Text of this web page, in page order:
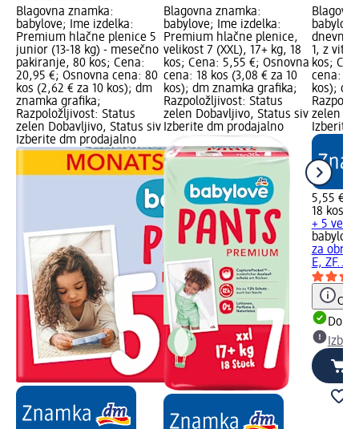
Blagovna znamka:
babylove; Ime izdelka:
Premium hlačne plenice 5
junior (13-18 kg) - mesečno
pakiranje, 80 kos; Cena:
20,95 €; Osnovna cena: 80
kos (2,62 € za 10 kos); dm
znamka grafika;
Razpoložljivost: Status
zelen Dobavljivo, Status siv
Izberite dm prodajalno
Blagovna znamka:
babylove; Ime izdelka:
Premium hlačne plenice,
velikost 7 (XXL), 17+ kg, 18
kos; Cena: 5,55 €; Osnovna
cena: 18 kos (3,08 € za 10
kos); dm znamka grafika;
Razpoložljivost: Status
zelen Dobavljivo, Status siv
Izberite dm prodajalno
dnevna
1, z
kos;
cena: 18
kos);
zelen
Izberite
5,55 €
18 kos
+ 5 več
babylove
za
E, ZF...,